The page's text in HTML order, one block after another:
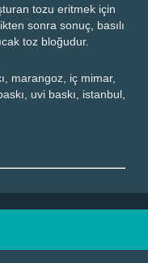
tozu eritmek için
sonra sonuç, basılı
toz bloğudur.
marangoz, iç mimar,
uvi baskı, istanbul,